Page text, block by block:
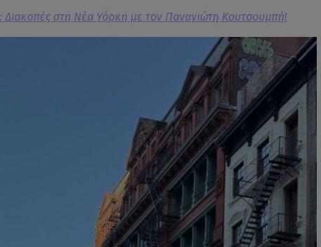
Διακοπές στη Νέα Υόρκη με τον Παναγιώτη Κουτσουμπή!